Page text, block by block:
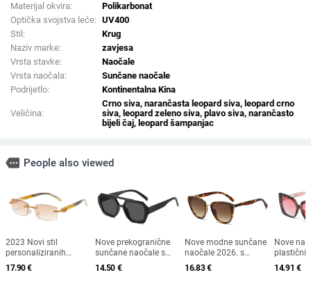
Materijal okvira:
Polikarbonat
Optička svojstva leće: UV400
Stil:
Krug
Naziv marke:
zavjesa
Vrsta stavke:
Naočale
Vrsta naočala:
Sunčane naočale
Podrijetlo:
Kontinentalna Kina
Veličina:
Crno siva, narančasta leopard siva, leopard crno
siva, leopard zeleno siva, plavo siva, narančasto
bijeli čaj, leopard šampanjac
more People also viewed
2023 Novi stil
personaliziranih
sunčanih naočala s
dijamantnim
17.90€
Nove prekogranične
sunčane naočale s
dvostrukim mostom
nepravilnog oblika,
14.50 €
Nove modne sunčane
naočale 2026. s
okvirom u obliku
mačke i zlatnim
16.83€
Nove
europski
modni
14.91 €